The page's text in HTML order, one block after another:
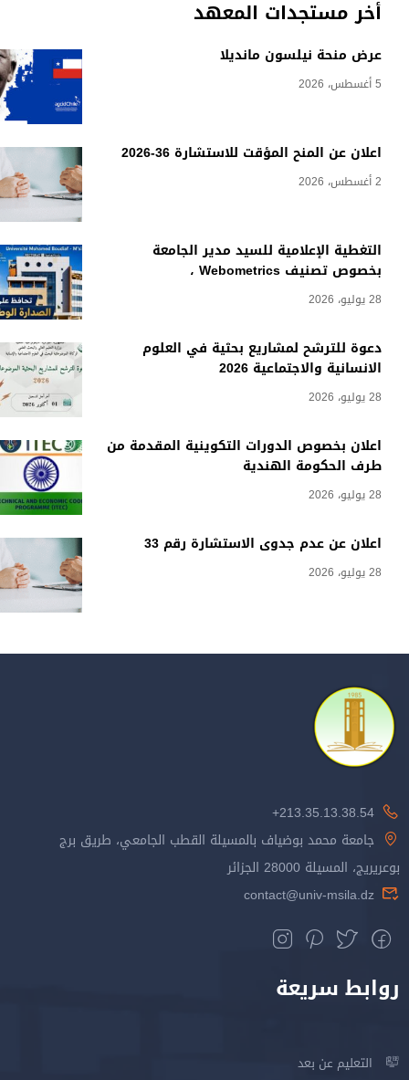
أخر مستجدات المعهد
عرض منحة نيلسون مانديلا
5 أغسطس، 2026
اعلان عن المنح المؤقت للاستشارة 36-2026
2 أغسطس، 2026
التغطية الإعلامية للسيد مدير الجامعة
بخصوص تصنيف Webometrics ،
28 يوليو، 2026
دعوة للترشح لمشاريع بحثية في العلوم
الانسانية والاجتماعية 2026
28 يوليو، 2026
اعلان بخصوص الدورات التكوينية المقدمة من
طرف الحكومة الهندية
28 يوليو، 2026
اعلان عن عدم جدوى الاستشارة رقم 33
28 يوليو، 2026
213.35.13.38.54+
جامعة محمد بوضياف بالمسيلة القطب الجامعي، طريق برج
بوعريريج، المسيلة 28000 الجزائر
contact@univ-msila.dz
روابط سريعة
التعليم عن بعد